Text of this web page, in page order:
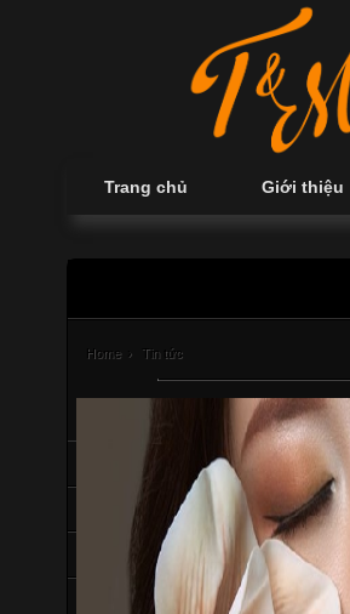
Trang chủ Giới thiệu
Home › Tin tức